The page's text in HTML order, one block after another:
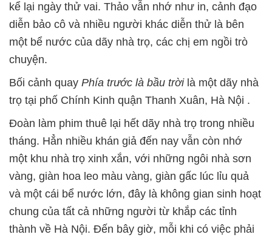
kể lại ngày thử vai. Thảo vẫn nhớ như in, cảnh đạo
diễn bảo cô và nhiều người khác diễn thử là bên
một bể nước của dãy nhà trọ, các chị em ngồi trò
chuyện.
Bối cảnh quay Phía trước là bầu trờilà một dãy nhà
trọ tại phố Chính Kinh quận Thanh Xuân, Hà Nội .
Đoàn làm phim thuê lại hết dãy nhà trọ trong nhiều
tháng. Hẳn nhiều khán giả đến nay vẫn còn nhớ
một khu nhà trọ xinh xắn, với những ngôi nhà sơn
vàng, giàn hoa leo màu vàng, giàn gấc lúc lỉu quả
và một cái bể nước lớn, đây là không gian sinh hoạt
chung của tất cả những người từ khắp các tỉnh
thành về Hà Nội. Đến bây giờ, mỗi khi có việc phải